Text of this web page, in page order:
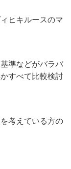
ヒキルースのマ
準などがバラバ
すべて比較検討
考えている方の